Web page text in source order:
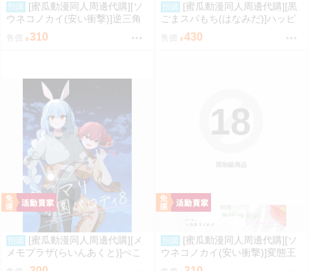
預購
[蜜瓜動漫同人周邊代購][ソ
ウネコノカイ(安い衝撃)]逆三角
形(同人誌)
售價 310
預購
[蜜瓜動漫同人周邊代購][黒
ごまスパもち(はなみだ)]ハッピ
ーエンドできまり(明日方舟)(同
人誌)
售價 430
預購
[蜜瓜動漫同人周邊代購][メ
メモプラザ(らいんあくと)]ぺこ
マリ学園パロディ8(Hololive)(同
限制級商品
18
預購
[蜜瓜動漫同人周邊代購][ソ
ウネコノカイ(安い衝撃)]変態王
子と笑わない花嫁。(同人誌)